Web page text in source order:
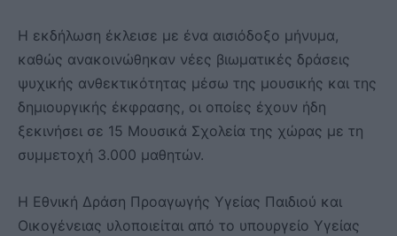
Η εκδήλωση έκλεισε με ένα αισιόδοξο μήνυμα,
καθώς ανακοινώθηκαν νέες βιωματικές δράσεις
ψυχικής ανθεκτικότητας μέσω της μουσικής και της
δημιουργικής έκφρασης, οι οποίες έχουν ήδη
ξεκινήσει σε 15 Μουσικά Σχολεία της χώρας με τη
συμμετοχή 3.000 μαθητών.
Η Εθνική Δράση Προαγωγής Υγείας Παιδιού και
Οικογένειας υλοποιείται από το υπουργείο Υγείας